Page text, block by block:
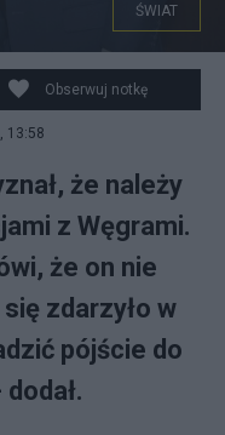
kilka lat temu świetnie
ŚWIAT
Obserwuj notkę
13:58
że należy
z Węgrami.
że on nie
zdarzyło w
pójście do